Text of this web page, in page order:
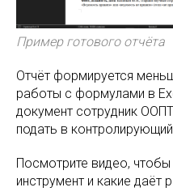
Пример готового отчёта
Отчёт формируется
работы с формулами в
документ сотрудник
подать в
Посмотрите видео, чтобы
инструмент и какие даёт